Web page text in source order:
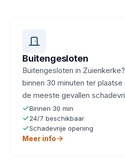
Buitengesloten
Buitengesloten in
binnen 30 minuten ter
de meeste gevallen
Binnen 30 min
24/7 beschikbaar
Schadevrije opening
Meer info